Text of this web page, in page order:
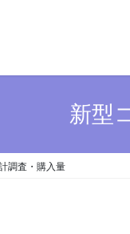
新型
調査・購入量